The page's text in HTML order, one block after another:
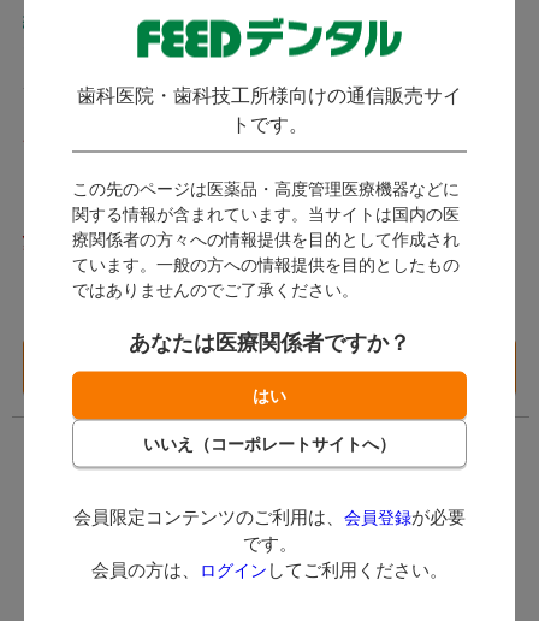
歯科医院・歯科技工所様向けの通信販売サイ
トです。
この先のページは医薬品・高度管理医療機器などに
関する情報が含まれています。当サイトは国内の医
療関係者の方々への情報提供を目的として作成され
ています。一般の方への情報提供を目的としたもの
ではありませんのでご了承ください。
あなたは医療関係者ですか？
会員限定コンテンツのご利用は、 会員登録が必要
です。
会員の方は、
ログイン してご利用ください。
綿混スナップボタンカー
ディーフェイズ / 綿素材だから
お手入れラクラク! お手頃価格
のカットソーカーディガン。
発送：
2,420
（税込）
11ポイント～
バリエーション一覧
へ
ソフトストレッチカーデ
ィガン
ララスキル / 東洋紡のあったか
快適素材を使用したカーディガ
ン。
発送：
(キャンセル・返品不可)
4,660
（税込）
21ポイント～
バリエーション一覧
へ